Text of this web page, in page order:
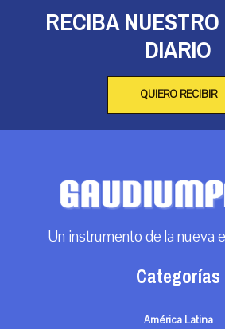
RECIBA
DIARIO
QUIERO RECIBIR
Un instrumento de la nueva
Categorías
América Latina